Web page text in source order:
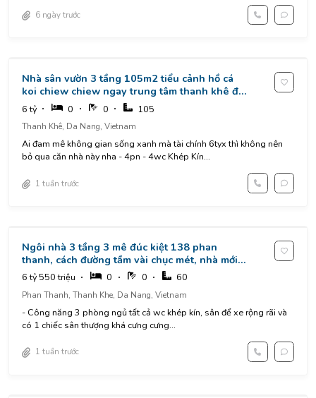
6 ngày trước
Nhà sân vườn 3 tầng 105m2 tiểu cảnh hồ cá
koi chiew chiew ngay trung tâm thanh khê đà
nẵng
6 tỷ 0 0 105
Thanh Khê, Da Nang, Vietnam
Ai đam mê không gian sống xanh mà tài chính 6tyx thì không nên
bỏ qua căn nhà này nha - 4pn - 4wc Khép Kín...
1 tuần trước
Ngôi nhà 3 tầng 3 mê đúc kiệt 138 phan
thanh, cách đường tầm vài chục mét, nhà mới
vừa xây xong full nội thất
6 tỷ 550 triệu 0 0 60
Phan Thanh, Thanh Khe, Da Nang, Vietnam
- Công năng 3 phòng ngủ tất cả wc khép kín, sân để xe rộng rãi và
có 1 chiếc sân thượng khá cưng cưng...
1 tuần trước